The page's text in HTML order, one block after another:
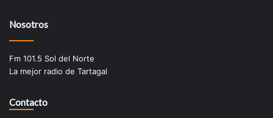
Nosotros
Fm 101.5 Sol del Norte
La mejor radio de Tartagal
Contacto